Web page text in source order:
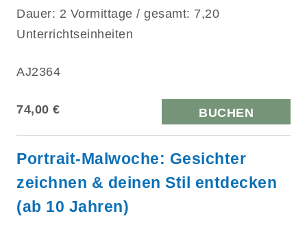
Dauer: 2 Vormittage / gesamt: 7,20
Unterrichtseinheiten
AJ2364
74,00 € BUCHEN
Portrait-Malwoche: Gesichter
zeichnen & deinen Stil entdecken
(ab 10 Jahren)